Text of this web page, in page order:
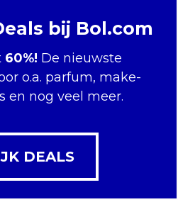
bij Bol.com
60%! De nieuwste
o.a. parfum, make-
en nog veel meer.
DEALS